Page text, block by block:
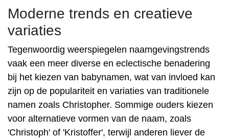
Moderne trends en creatieve
variaties
Tegenwoordig weerspiegelen naamgevingstrends
vaak een meer diverse en eclectische benadering
bij het kiezen van babynamen, wat van invloed kan
zijn op de populariteit en variaties van traditionele
namen zoals Christopher. Sommige ouders kiezen
voor alternatieve vormen van de naam, zoals
'Christoph' of 'Kristoffer', terwijl anderen liever de